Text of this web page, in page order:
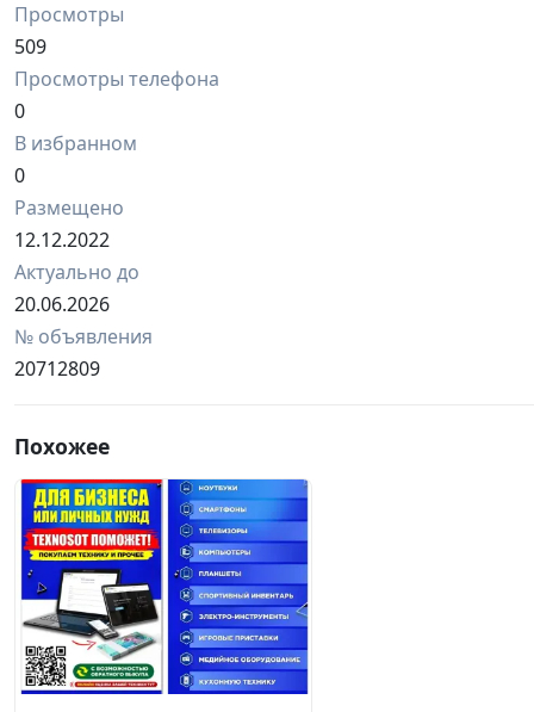
Просмотры
509
Просмотры телефона
0
В избранном
0
Размещено
12.12.2022
Актуально до
20.06.2026
№ объявления
20712809
Похожее